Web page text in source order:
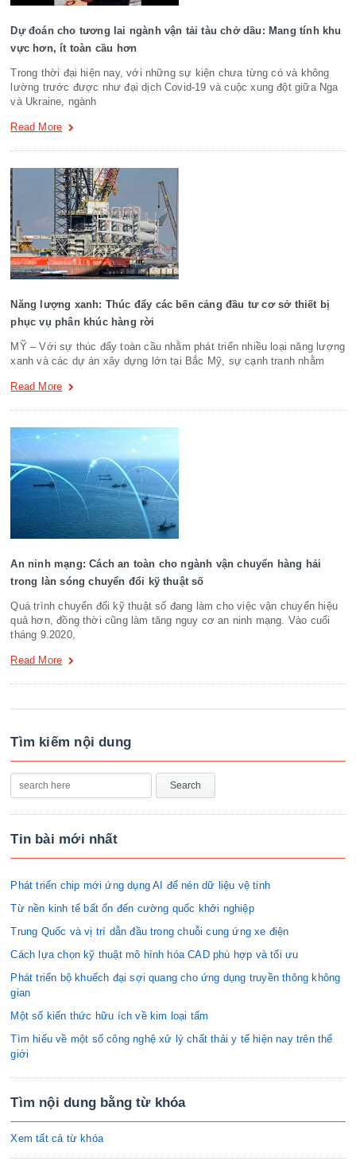
Dự đoán cho tương lai ngành vận tải tàu chở dầu: Mang tính khu
vực hơn, ít toàn cầu hơn
Trong thời đại hiện nay, với những sự kiện chưa từng có và không
lường trước được như đại dịch Covid-19 và cuộc xung đột giữa Nga
và Ukraine, ngành
Read More
Năng lượng xanh: Thúc đẩy các bến cảng đầu tư cơ sở thiết bị
phục vụ phân khúc hàng rời
MỸ – Với sự thúc đẩy toàn cầu nhằm phát triển nhiều loại năng lượng
xanh và các dự án xây dựng lớn tại Bắc Mỹ, sự cạnh tranh nhằm
Read More
An ninh mạng: Cách an toàn cho ngành vận chuyển hàng hải
trong làn sóng chuyển đổi kỹ thuật số
Quá trình chuyển đổi kỹ thuật số đang làm cho việc vận chuyển hiệu
quả hơn, đồng thời cũng làm tăng nguy cơ an ninh mạng. Vào cuối
tháng 9.2020,
Read More
Tìm kiếm nội dung
Tin bài mới nhất
Phát triển chip mới ứng dụng AI để nén dữ liệu vệ tinh
Từ nền kinh tế bất ổn đến cường quốc khởi nghiệp
Trung Quốc và vị trí dẫn đầu trong chuỗi cung ứng xe điện
Cách lựa chọn kỹ thuật mô hình hóa CAD phù hợp và tối ưu
Phát triển bộ khuếch đại sợi quang cho ứng dụng truyền thông không
gian
Một số kiến thức hữu ích về kim loại tấm
Tìm hiểu về một số công nghệ xử lý chất thải y tế hiện nay trên thế
giới
Tìm nội dung bằng từ khóa
Xem tất cả từ khóa